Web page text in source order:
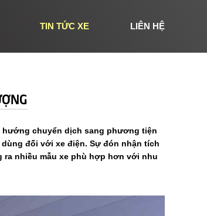
TIN TỨC XE LIÊN HỆ
hướng chuyển dịch sang phương tiện
đối với xe điện. Sự đón nhận tích
nhiều mẫu xe phù hợp hơn với nhu